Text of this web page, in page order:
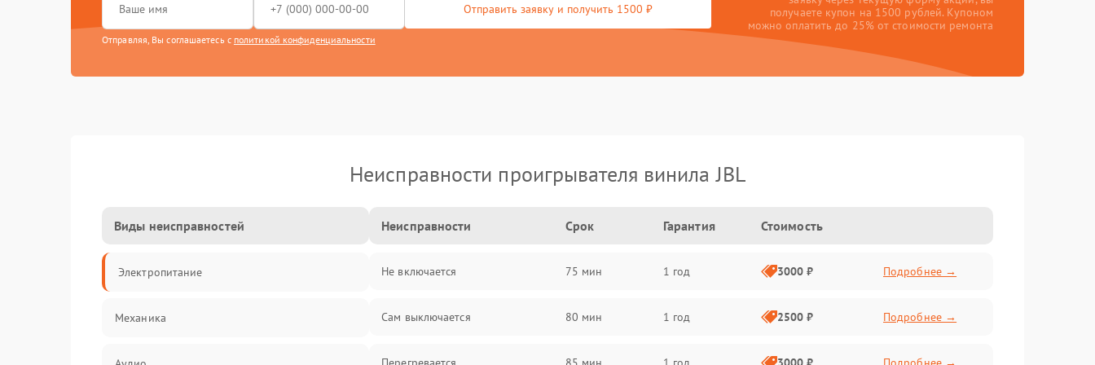
Отправить заявку и получить 1500 ₽
Отправляя, Вы соглашаетесь с политикой конфиденциальности
получаете купон на 1500 рублей. Купоном
можно оплатить до 25% от стоимости ремонта
Неисправности проигрывателя винила JBL
Виды неисправностей
Электропитание
Механика
Неисправности Срок Гарантия Стоимость
Не включается 75 мин 1 год 3000 ₽ Подробнее →
Сам выключается 80 мин 1 год 2500 ₽ Подробнее →